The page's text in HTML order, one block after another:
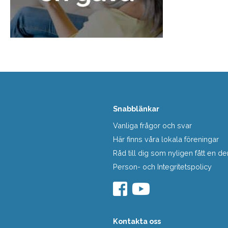
Snabblänkar
Vanliga frågor och svar
Här finns våra lokala föreningar
Råd till dig som nyligen fått en
Person- och Integritetspolicy
Kontakta oss